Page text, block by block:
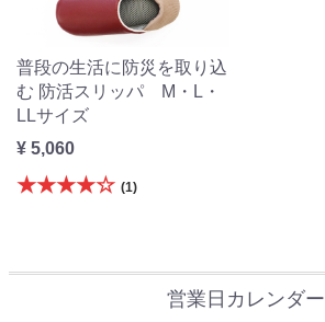
普段の生活に防災を取り込
む 防活スリッパ M・L・
LLサイズ
¥ 5,060
★★★★☆ (1)
営業日カレンダー